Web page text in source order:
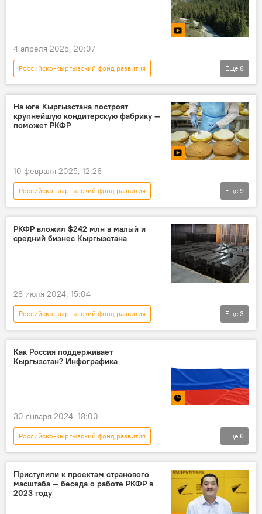
4 апреля 2025, 20:07
Российско-кыргызский фонд развития
Кыргызстан
Россия
ГЭС
строительство
энергетика
видео
видеоинфографика
Еще 8
На юге Кыргызстана построят
крупнейшую кондитерскую фабрику —
поможет РКФР
10 февраля 2025, 12:26
Российско-кыргызский фонд развития
Кыргызстан
РКФР
строительство
Ош
финансирование
фабрика
проект
инвестиции
Еще 9
РКФР вложил $242 млн в малый и
средний бизнес Кыргызстана
28 июля 2024, 15:04
Российско-кыргызский фонд развития
Кыргызстан
проект бизнес
Еще 3
Как Россия поддерживает
Кыргызстан? Инфографика
30 января 2024, 18:00
Российско-кыргызский фонд развития
Инфографика
экономика
помощь
РКФР
Еще 6
Приступили к проектам странового
масштаба — беседа о работе РКФР в
2023 году